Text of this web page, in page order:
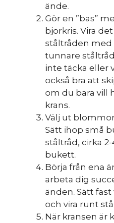
ände.
Gör en ”bas”
björkris. Vira
ståltråden med
tunnare
inte täcka eller
också bra att
om du bara vill
krans.
Välj ut
Sätt ihop små
ståltråd, cirka
bukett.
Börja från ena
arbeta dig
änden. Sätt
och vira runt
När kransen är